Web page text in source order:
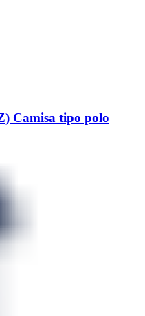
Camisa tipo polo